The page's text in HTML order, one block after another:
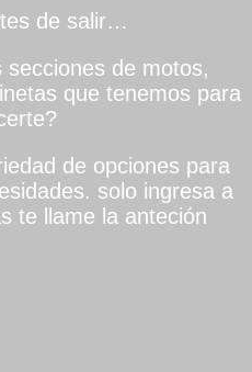
de salir…
de motos,
que tenemos para
de opciones para
solo ingresa a
te llame la anteción